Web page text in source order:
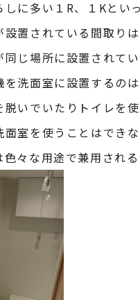
しに多い１R、１Kとい
置されている間取りは
じ場所に設置されて
洗面室に設置するのは
脱いでいたりトイレを
室を使うことはできな
々な用途で兼用され